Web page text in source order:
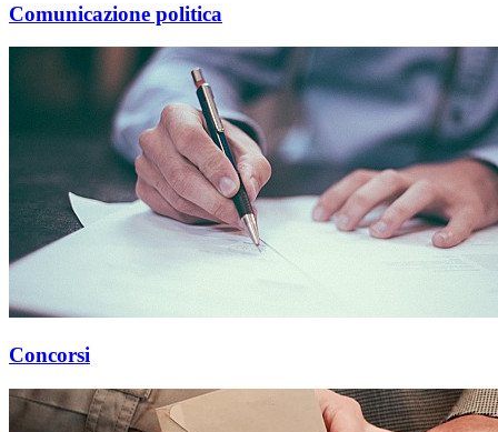
Comunicazione politica
Concorsi